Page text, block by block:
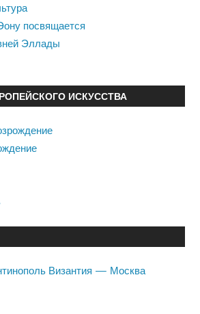
посвящается
Эллады
ИСКУССТВА
Византия — Москва